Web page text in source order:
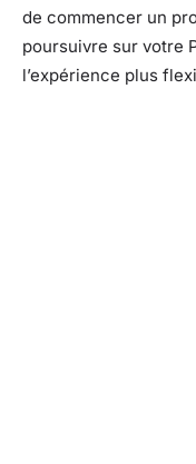
de commencer un
poursuivre sur votre
l’expérience plus